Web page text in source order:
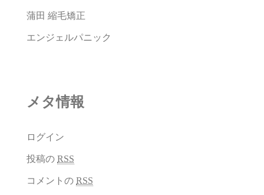
蒲田 縮毛矯正
エンジェルパニック
メタ情報
ログイン
投稿の RSS
コメントの RSS